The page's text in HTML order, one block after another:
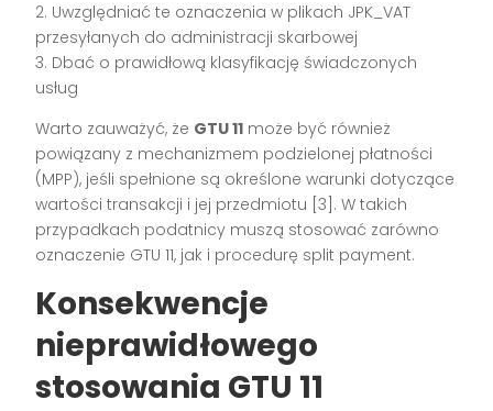
2. Uwzględniać te oznaczenia w plikach JPK_VAT
przesyłanych do administracji skarbowej
3. Dbać o prawidłową klasyfikację świadczonych
usług
Warto zauważyć, że GTU 11 może być również
powiązany z mechanizmem podzielonej płatności
(MPP), jeśli spełnione są określone warunki dotyczące
wartości transakcji i jej przedmiotu [3]. W takich
przypadkach podatnicy muszą stosować zarówno
oznaczenie GTU 11, jak i procedurę split payment.
Konsekwencje
nieprawidłowego
stosowania GTU 11